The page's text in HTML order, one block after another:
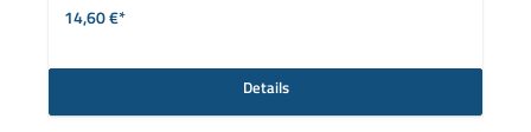
14,60 €*
Details